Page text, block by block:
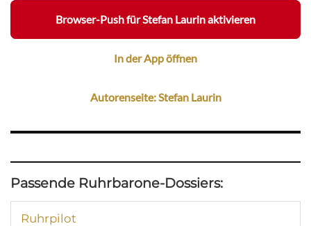
Browser-Push für Stefan Laurin aktivieren
In der App öffnen
Autorenseite: Stefan Laurin
Passende Ruhrbarone-Dossiers:
Ruhrpilot